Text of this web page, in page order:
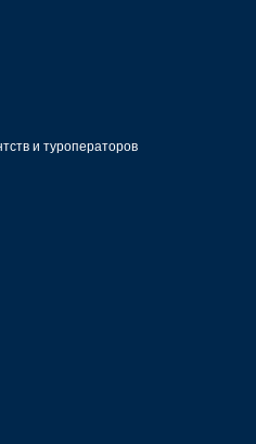
и туроператоров